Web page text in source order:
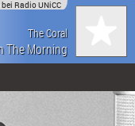
Radio UNiCC
The Coral
The Morning